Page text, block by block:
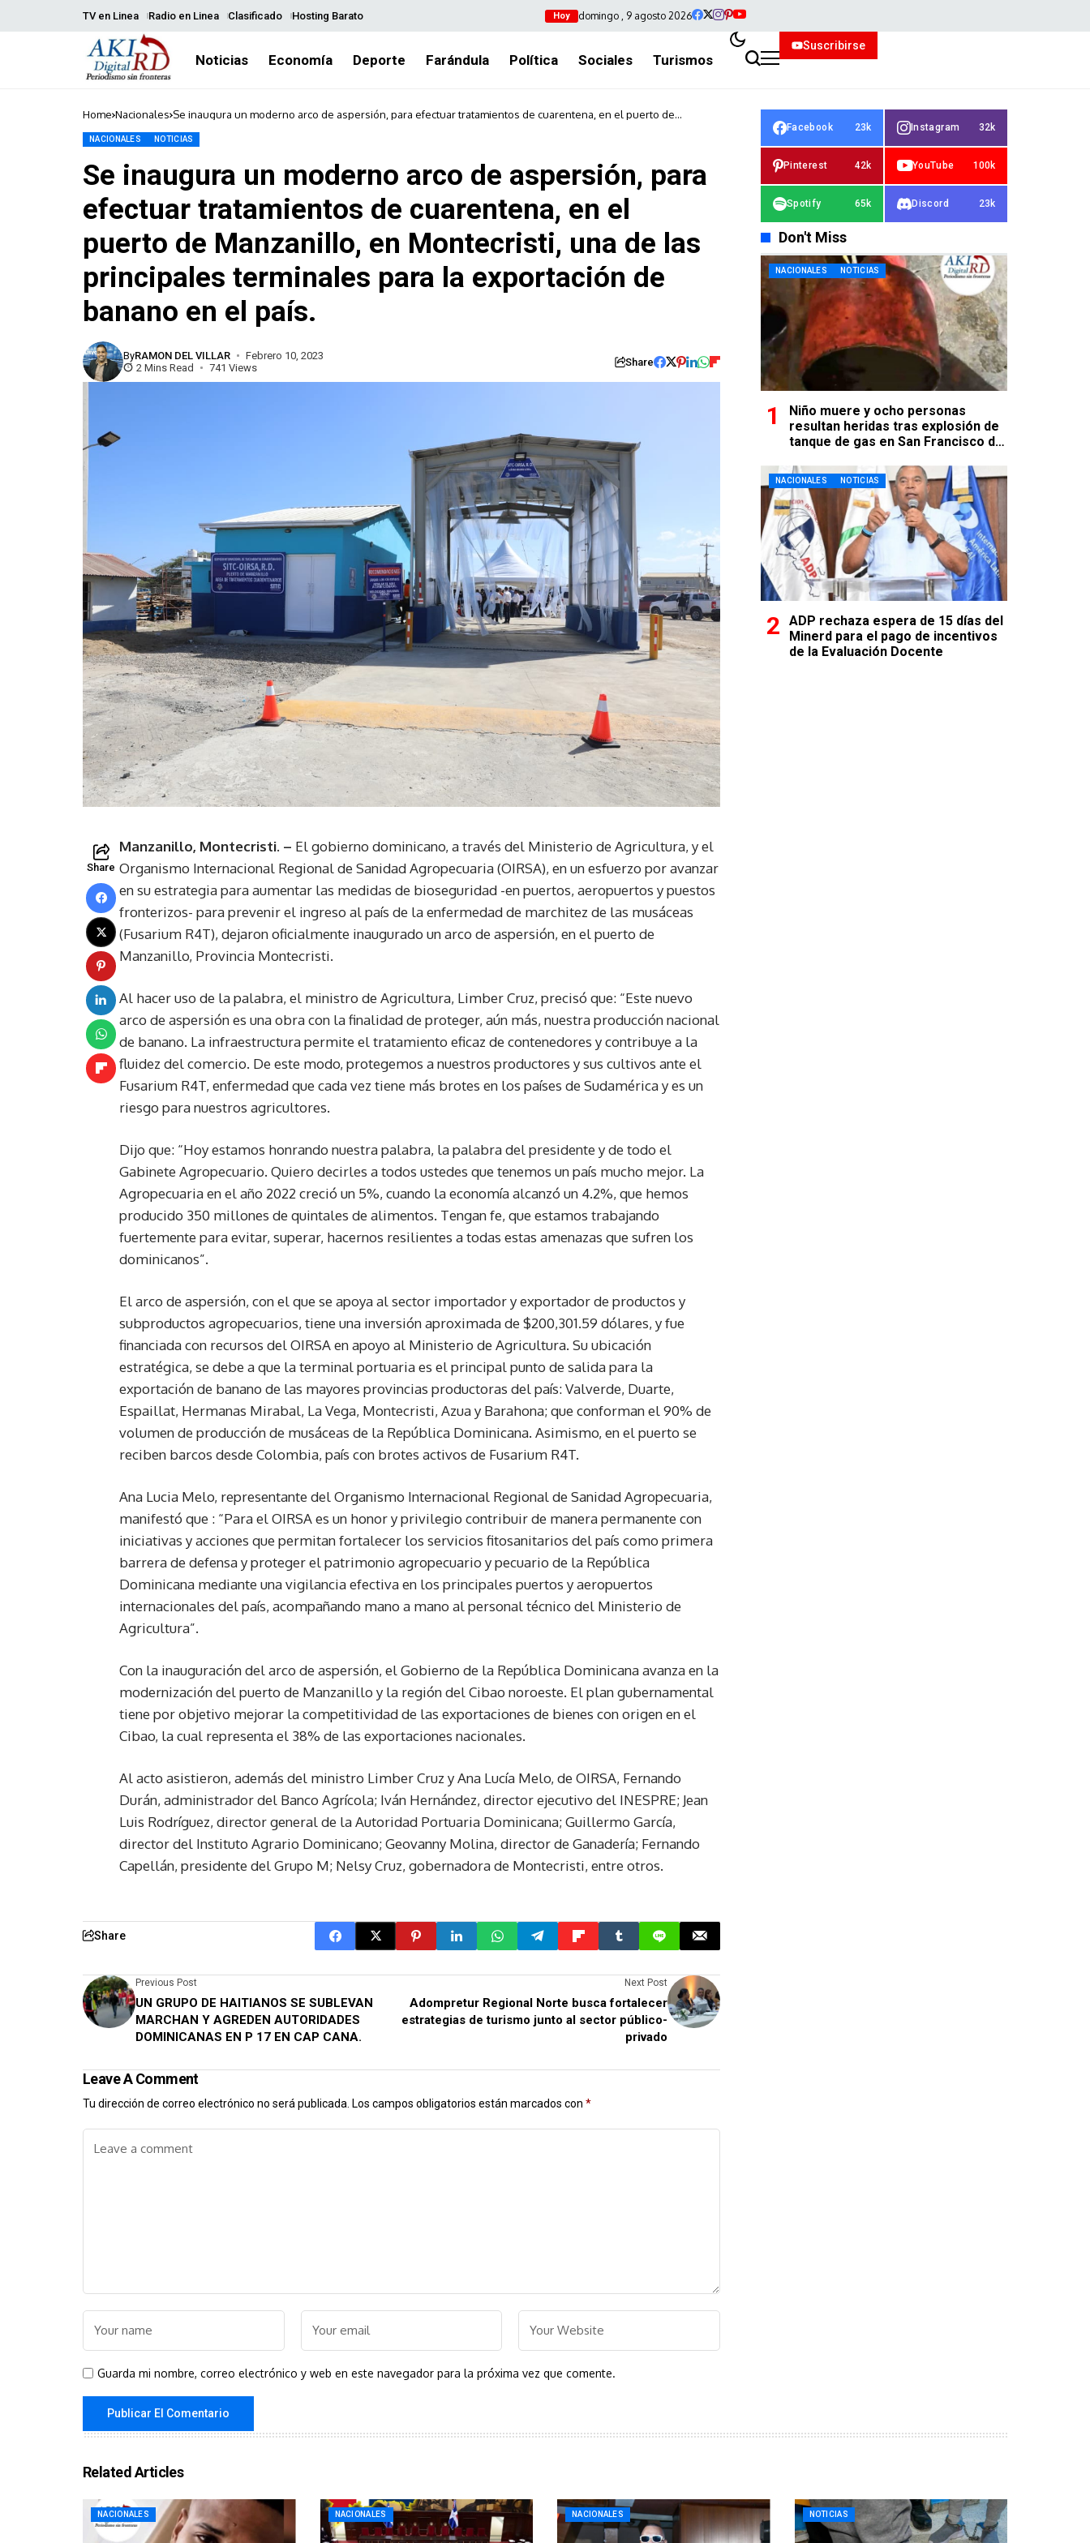
TV en Linea Radio en Linea Clasificado Hosting Barato Hoy domingo , 9 agosto 2026
Noticias Economía Deporte Farándula Política Sociales Turismos
Suscribirse
Home Nacionales Se inaugura un moderno arco de aspersión, para efectuar tratamientos de cuarentena, en el puerto de
NACIONALES NOTICIAS
Se inaugura un moderno arco de aspersión, para
efectuar tratamientos de cuarentena, en el
puerto de Manzanillo, en Montecristi, una de las
principales terminales para la exportación de
banano en el país.
ByRAMON DEL VILLAR
Febrero 10, 2023
2 Mins Read
741 Views Share
Share
Manzanillo, Montecristi. – El gobierno dominicano, a través del Ministerio de Agricultura, y el
Organismo Internacional Regional de Sanidad Agropecuaria (OIRSA), en un esfuerzo por avanzar
en su estrategia para aumentar las medidas de bioseguridad -en puertos, aeropuertos y puestos
fronterizos- para prevenir el ingreso al país de la enfermedad de marchitez de las musáceas
(Fusarium R4T), dejaron oficialmente inaugurado un arco de aspersión, en el puerto de
Manzanillo, Provincia Montecristi.
Al hacer uso de la palabra, el ministro de Agricultura, Limber Cruz, precisó que: “Este nuevo
arco de aspersión es una obra con la finalidad de proteger, aún más, nuestra producción nacional
de banano. La infraestructura permite el tratamiento eficaz de contenedores y contribuye a la
fluidez del comercio. De este modo, protegemos a nuestros productores y sus cultivos ante el
Fusarium R4T, enfermedad que cada vez tiene más brotes en los países de Sudamérica y es un
riesgo para nuestros agricultores.
Dijo que: “Hoy estamos honrando nuestra palabra, la palabra del presidente y de todo el
Gabinete Agropecuario. Quiero decirles a todos ustedes que tenemos un país mucho mejor. La
Agropecuaria en el año 2022 creció un 5%, cuando la economía alcanzó un 4.2%, que hemos
producido 350 millones de quintales de alimentos. Tengan fe, que estamos trabajando
fuertemente para evitar, superar, hacernos resilientes a todas estas amenazas que sufren los
dominicanos”.
El arco de aspersión, con el que se apoya al sector importador y exportador de productos y
subproductos agropecuarios, tiene una inversión aproximada de $200,301.59 dólares, y fue
financiada con recursos del OIRSA en apoyo al Ministerio de Agricultura. Su ubicación
estratégica, se debe a que la terminal portuaria es el principal punto de salida para la
exportación de banano de las mayores provincias productoras del país: Valverde, Duarte,
Espaillat, Hermanas Mirabal, La Vega, Montecristi, Azua y Barahona; que conforman el 90% de
volumen de producción de musáceas de la República Dominicana. Asimismo, en el puerto se
reciben barcos desde Colombia, país con brotes activos de Fusarium R4T.
Ana Lucia Melo, representante del Organismo Internacional Regional de Sanidad Agropecuaria,
manifestó que : “Para el OIRSA es un honor y privilegio contribuir de manera permanente con
iniciativas y acciones que permitan fortalecer los servicios fitosanitarios del país como primera
barrera de defensa y proteger el patrimonio agropecuario y pecuario de la República
Dominicana mediante una vigilancia efectiva en los principales puertos y aeropuertos
internacionales del país, acompañando mano a mano al personal técnico del Ministerio de
Agricultura”.
Con la inauguración del arco de aspersión, el Gobierno de la República Dominicana avanza en la
modernización del puerto de Manzanillo y la región del Cibao noroeste. El plan gubernamental
tiene por objetivo mejorar la competitividad de las exportaciones de bienes con origen en el
Cibao, la cual representa el 38% de las exportaciones nacionales.
Al acto asistieron, además del ministro Limber Cruz y Ana Lucía Melo, de OIRSA, Fernando
Durán, administrador del Banco Agrícola; Iván Hernández, director ejecutivo del INESPRE; Jean
Luis Rodríguez, director general de la Autoridad Portuaria Dominicana; Guillermo García,
director del Instituto Agrario Dominicano; Geovanny Molina, director de Ganadería; Fernando
Capellán, presidente del Grupo M; Nelsy Cruz, gobernadora de Montecristi, entre otros.
Share
Previous Post
UN GRUPO DE HAITIANOS SE SUBLEVAN
MARCHAN Y AGREDEN AUTORIDADES
DOMINICANAS EN P 17 EN CAP CANA.
Next Post
Adompretur Regional Norte busca fortalecer
estrategias de turismo junto al sector público-
privado
Leave A Comment
Tu dirección de correo electrónico no será publicada. Los campos obligatorios están marcados con *
Guarda mi nombre, correo electrónico y web en este navegador para la próxima vez que comente.
Facebook 23k Instagram 32k
Pinterest 42k YouTube 100k
Spotify 65k Discord 23k
Don't Miss
NACIONALES NOTICIAS
Niño muere y ocho personas
resultan heridas tras explosión de
tanque de gas en San Francisco de
NACIONALES NOTICIAS
ADP rechaza espera de 15 días del
Minerd para el pago de incentivos
de la Evaluación Docente
Related Articles
NACIONALES NACIONALES NACIONALES NOTICIAS